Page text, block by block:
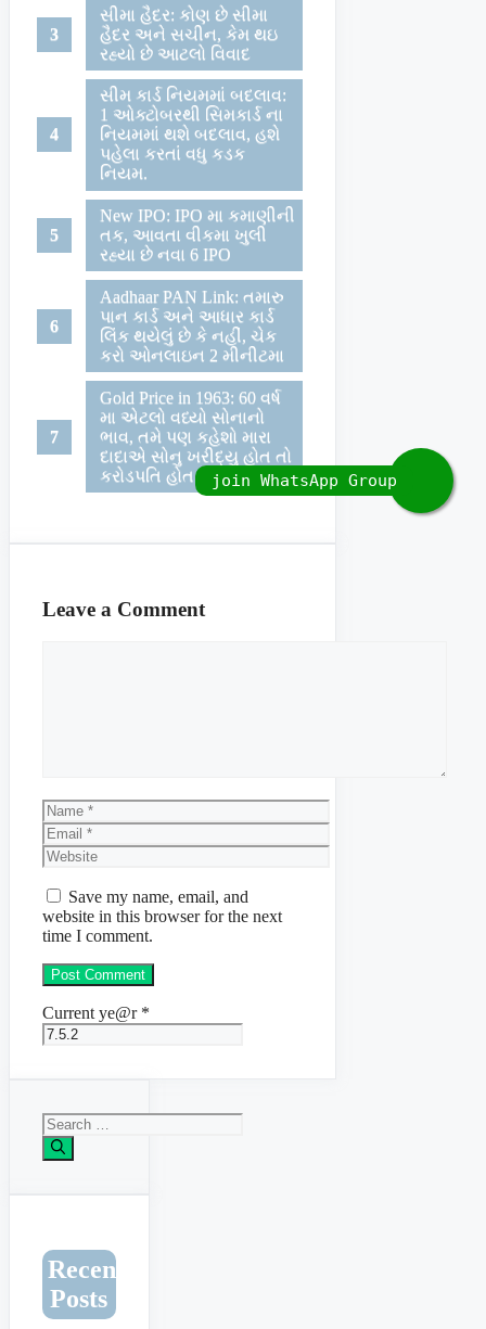
સીમા હૈદર: કોણ છે સીમા
હૈદર અને સચીન, કેમ થઇ
રહ્યો છે આટલો વિવાદ
સીમ કાર્ડ નિયમમાં બદલાવ:
1 ઓક્ટોબરથી સિમકાર્ડ ના
નિયમમાં થશે બદલાવ, હશે
પહેલા કરતાં વધુ કડક
નિયમ.
New IPO: IPO મા કમાણીની
તક, આવતા વીકમા ખુલી
રહ્યા છે નવા 6 IPO
Aadhaar PAN Link: તમારુ
પાન કાર્ડ અને આધાર કાર્ડ
લિંક થયેલું છે કે નહીં, ચેક
કરો ઓનલાઇન 2 મીનીટમા
Gold Price in 1963: 60 વર્ષ
મા એટલો વધ્યો સોનાનો
ભાવ, તમે પણ કહેશો મારા
દાદાએ સોનુ ખરીદ્યુ હોત તો
કરોડપતિ હોત
Leave a Comment
Name
Email
Website
Save my name, email, and
website in this browser for the next
time I comment.
Current ye@r *
Search
for:
Recent
Posts